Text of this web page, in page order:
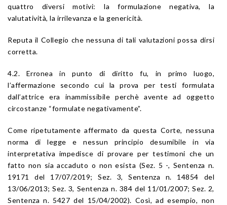
quattro diversi motivi: la formulazione negativa, la
valutatività, la irrilevanza e la genericità.
Reputa il Collegio che nessuna di tali valutazioni possa dirsi
corretta.
4.2. Erronea in punto di diritto fu, in primo luogo,
l’affermazione secondo cui la prova per testi formulata
dall’attrice era inammissibile perchè avente ad oggetto
circostanze “formulate negativamente”.
Come ripetutamente affermato da questa Corte, nessuna
norma di legge e nessun principio desumibile in via
interpretativa impedisce di provare per testimoni che un
fatto non sia accaduto o non esista (Sez. 5 -, Sentenza n.
19171 del 17/07/2019; Sez. 3, Sentenza n. 14854 del
13/06/2013; Sez. 3, Sentenza n. 384 del 11/01/2007; Sez. 2,
Sentenza n. 5427 del 15/04/2002). Così, ad esempio, non